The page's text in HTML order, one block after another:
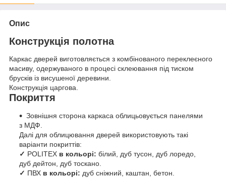
Опис
Конструкція полотна
Каркас дверей виготовляється з комбінованого переклеєного
масиву, одержуваного в процесі склеювання під тиском
брусків із висушеної деревини.
Конструкція царгова.
Покриття
Зовнішня сторона каркаса облицьовується панелями
з МДФ.
Далі для облицювання дверей використовують такі
варіанти покриттів:
✓ POLITEX в кольорі: білий, дуб тусон, дуб лоредо,
дуб дейтон, дуб тоскано.
✓ ПВХ в кольорі: дуб сніжний, каштан, бетон.